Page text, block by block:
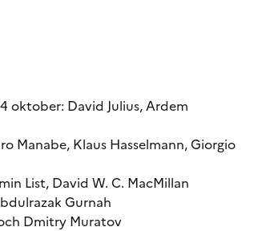
oktober: David Julius, Ardem
Manabe, Klaus Hasselmann, Giorgio
List, David W. C. MacMillan
Gurnah
Dmitry Muratov